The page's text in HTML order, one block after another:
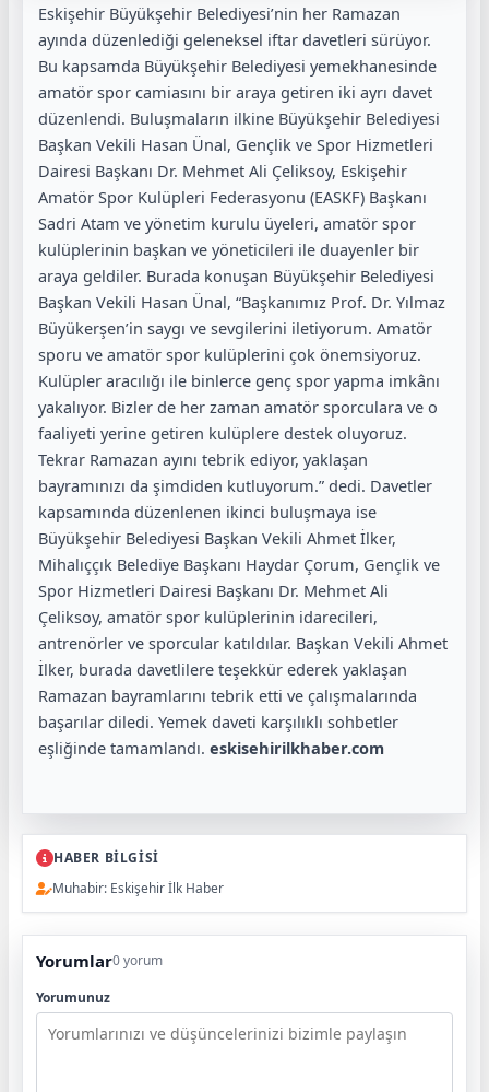
Eskişehir Büyükşehir Belediyesi’nin her Ramazan
ayında düzenlediği geleneksel iftar davetleri sürüyor.
Bu kapsamda Büyükşehir Belediyesi yemekhanesinde
amatör spor camiasını bir araya getiren iki ayrı davet
düzenlendi. Buluşmaların ilkine Büyükşehir Belediyesi
Başkan Vekili Hasan Ünal, Gençlik ve Spor Hizmetleri
Dairesi Başkanı Dr. Mehmet Ali Çeliksoy, Eskişehir
Amatör Spor Kulüpleri Federasyonu (EASKF) Başkanı
Sadri Atam ve yönetim kurulu üyeleri, amatör spor
kulüplerinin başkan ve yöneticileri ile duayenler bir
araya geldiler. Burada konuşan Büyükşehir Belediyesi
Başkan Vekili Hasan Ünal, “Başkanımız Prof. Dr. Yılmaz
Büyükerşen’in saygı ve sevgilerini iletiyorum. Amatör
sporu ve amatör spor kulüplerini çok önemsiyoruz.
Kulüpler aracılığı ile binlerce genç spor yapma imkânı
yakalıyor. Bizler de her zaman amatör sporculara ve o
faaliyeti yerine getiren kulüplere destek oluyoruz.
Tekrar Ramazan ayını tebrik ediyor, yaklaşan
bayramınızı da şimdiden kutluyorum.” dedi. Davetler
kapsamında düzenlenen ikinci buluşmaya ise
Büyükşehir Belediyesi Başkan Vekili Ahmet İlker,
Mihalıççık Belediye Başkanı Haydar Çorum, Gençlik ve
Spor Hizmetleri Dairesi Başkanı Dr. Mehmet Ali
Çeliksoy, amatör spor kulüplerinin idarecileri,
antrenörler ve sporcular katıldılar. Başkan Vekili Ahmet
İlker, burada davetlilere teşekkür ederek yaklaşan
Ramazan bayramlarını tebrik etti ve çalışmalarında
başarılar diledi. Yemek daveti karşılıklı sohbetler
eşliğinde tamamlandı. eskisehirilkhaber.com
HABER BİLGİSİ
Muhabir: Eskişehir İlk Haber
Yorumlar0 yorum
Yorumunuz